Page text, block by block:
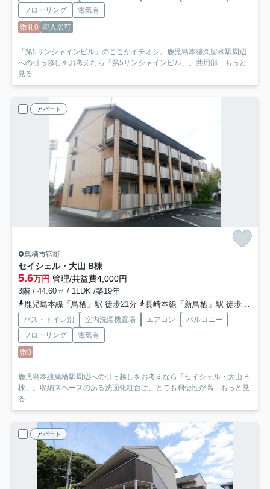
フローリング
電気有
敷礼0 即入居可
「第5サンシャインビル」のここがイチオシ。鹿児島本線久留米駅周辺
への引っ越しをお考えなら「第5サンシャインビル」。共用部... もっと
見る
アパート
鳥栖市宿町
セイシェル・大山 B棟
5.6万円 管理/共益費4,000円
3階 / 44.60㎡ / 1LDK /築19年
鹿児島本線「鳥栖」駅 徒歩21分
長崎本線「新鳥栖」駅 徒歩26分
バス・トイレ別 室内洗濯機置場 エアコン
バルコニー
フローリング
電気有
敷0
鹿児島本線鳥栖駅周辺への引っ越しをお考えなら「セイシェル・大山 B
棟」。収納スペースのある洗面化粧台は、とても利便性が高... もっと見
る
アパート